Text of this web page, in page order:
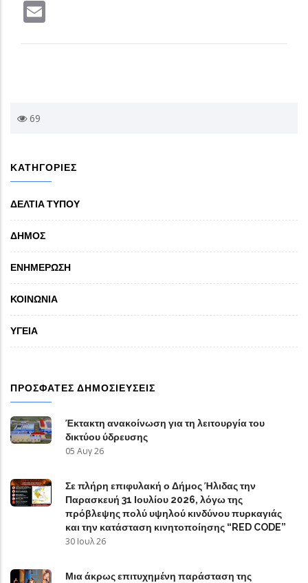
69
ΚΑΤΗΓΟΡΙΕΣ
ΔΕΛΤΙΑ ΤΥΠΟΥ
ΔΗΜΟΣ
ΕΝΗΜΕΡΩΣΗ
ΚΟΙΝΩΝΙΑ
ΥΓΕΙΑ
ΠΡΟΣΦΑΤΕΣ ΔΗΜΟΣΙΕΥΣΕΙΣ
Έκτακτη ανακοίνωση για τη λειτουργία του
δικτύου ύδρευσης
05 Αυγ 26
Σε πλήρη επιφυλακή ο Δήμος Ήλιδας την
Παρασκευή 31 Ιουλίου 2026, λόγω της
πρόβλεψης πολύ υψηλού κινδύνου πυρκαγιάς
και την κατάσταση κινητοποίησης “RED CODE”
30 Ιουλ 26
Μια άκρως επιτυχημένη παράσταση της